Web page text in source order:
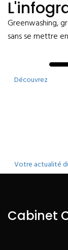
Greenwashing,
sans se mettre
Découvrez
Votre actualité
Cabinet